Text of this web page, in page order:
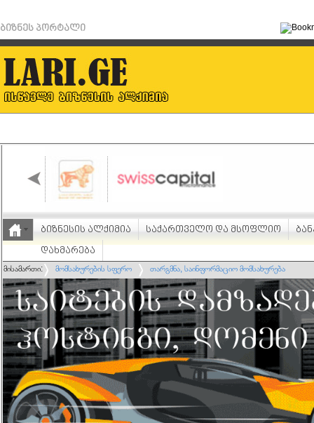
ბიზნეს პორტალი
ბიზნესის ალქიმია საქართველო და მსოფლიო
დახმარება
მისამართი: მომსახურების სფერო თარგმნა, საინფორმაციო მომსახურება